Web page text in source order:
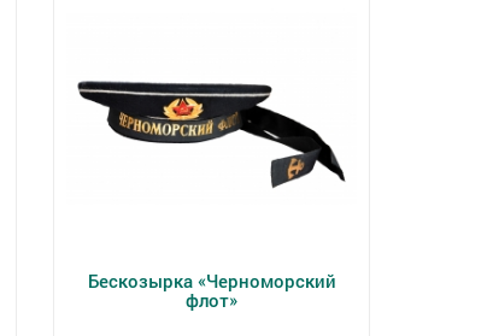
Бескозырка «Черноморский
флот»